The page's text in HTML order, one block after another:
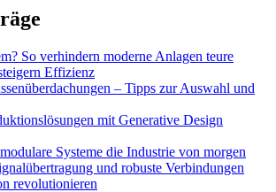
So verhindern moderne Anlagen teure
Effizienz
– Tipps zur Auswahl und
mit Generative Design
Systeme die Industrie von morgen
und robuste Verbindungen
revolutionieren